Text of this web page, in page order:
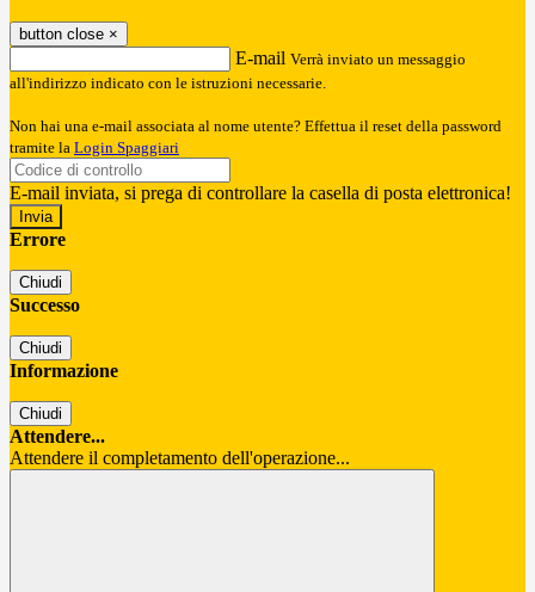
button close ×
E-mail Verrà inviato un messaggio
all'indirizzo indicato con le istruzioni necessarie.
Non hai una e-mail associata al nome utente? Effettua il reset della password
tramite la Login Spaggiari
E-mail inviata, si prega di controllare la casella di posta elettronica!
Errore
Chiudi
Successo
Chiudi
Informazione
Chiudi
Attendere...
Attendere il completamento dell'operazione...